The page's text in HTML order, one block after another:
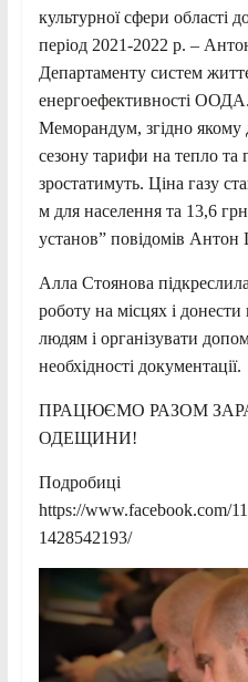
культурної сфери області
період 2021-2022 р. –
Департаменту систем
енергоефективності ООДА.
Меморандум, згідно якому
сезону тарифи на тепло та
зростатимуть. Ціна газу
м для населення та 13,6
установ” повідомів
Алла Стоянова
роботу на місцях і
людям і організувати
необхідності документації.
ПРАЦЮЄМО РАЗОМ
ОДЕЩИНИ!
Подробиці
https://www.facebook.com/
1428542193/